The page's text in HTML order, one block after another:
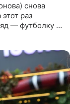
снова
раз
— футболку с